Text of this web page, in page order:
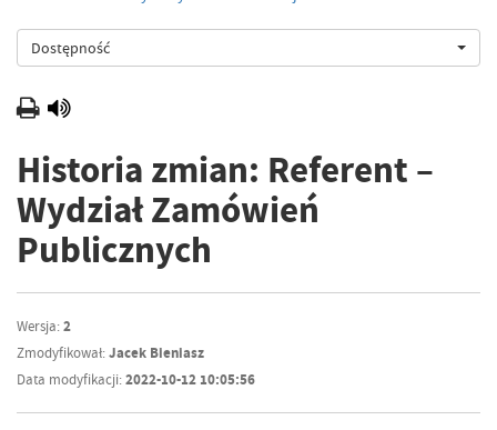
Dostępność
Historia zmian: Referent –
Wydział Zamówień
Publicznych
Wersja:2
Zmodyfikował:Jacek Bieniasz
Data modyfikacji:2022-10-12 10:05:56